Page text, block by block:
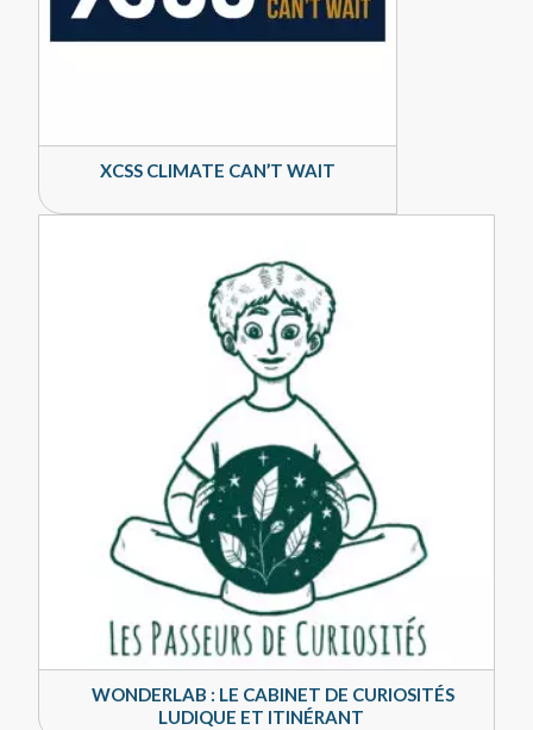
XCSS CLIMATE CAN’T WAIT
WONDERLAB : LE CABINET DE CURIOSITÉS
LUDIQUE ET ITINÉRANT